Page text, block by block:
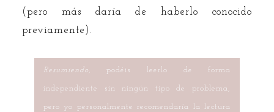
(pero más daría de haberlo conocido
previamente).
Resumiendo , podéis leerlo de forma
independiente sin ningún tipo de problema,
pero yo personalmente recomendaría la lectura